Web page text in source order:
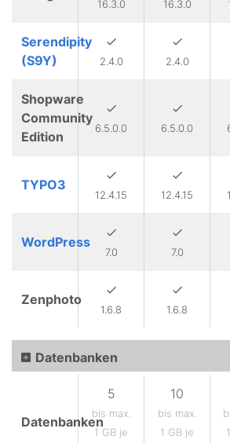
16.3.0 16.3.0
Serendipity
(S9Y)
2.4.0 2.4.0
Shopware
Community
Edition
6.5.0.0 6.5.0.0
TYPO3
12.4.15 12.4.15
WordPress
7.0 7.0
Zenphoto
1.6.8 1.6.8
Datenbanken
Datenbanken
5
bis max.
1 GB je
10
bis max.
1 GB je